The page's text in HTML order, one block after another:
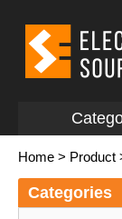
Home > Product
Categories